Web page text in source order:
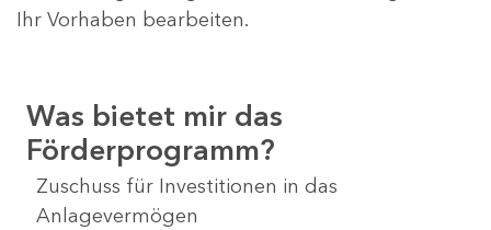
Ihr Vorhaben bearbeiten.
Was bietet mir das
Förderprogramm?
Zuschuss für Investitionen in das
Anlagevermögen